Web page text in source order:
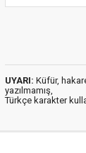
UYARI: Küfür,
yazılmamış,
Türkçe karakter